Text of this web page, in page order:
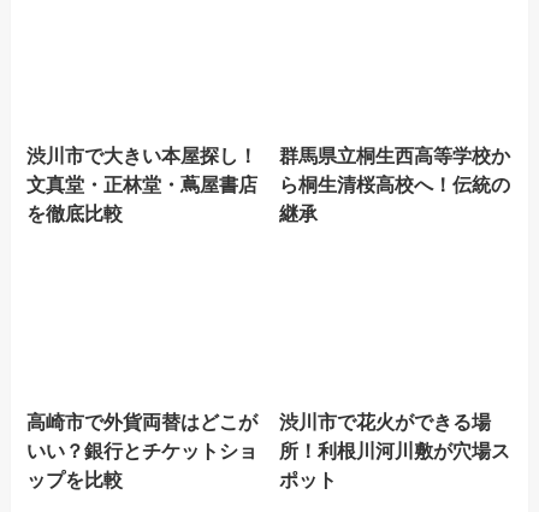
渋川市で大きい本屋探し！
文真堂・正林堂・蔦屋書店
を徹底比較
群馬県立桐生西高等学校か
ら桐生清桜高校へ！伝統の
継承
高崎市で外貨両替はどこが
いい？銀行とチケットショ
ップを比較
渋川市で花火ができる場
所！利根川河川敷が穴場ス
ポット